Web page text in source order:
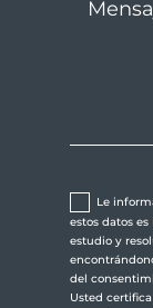
Le
estos datos
estudio y
del
Usted